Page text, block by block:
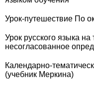
Урок-путешествие По
Урок русского языка
несогласованное
Календарно-
(учебник Меркина)